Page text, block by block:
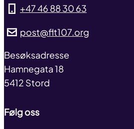
+47 46 88 30 63
post@flt107.org
address
Besøksadresse
Hamnegata 18
5412 Stord
Følg oss